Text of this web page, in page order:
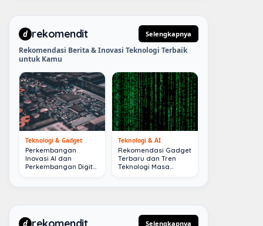
d rekomendit Selengkapnya
Rekomendasi Berita & Inovasi Teknologi Terbaik
untuk Kamu
Teknologi & Gadget
Perkembangan
Inovasi AI dan
Perkembangan Digital
Teknologi & AI
Rekomendasi Gadget
Terbaru dan Tren
Teknologi Masa
d Selengkapnya